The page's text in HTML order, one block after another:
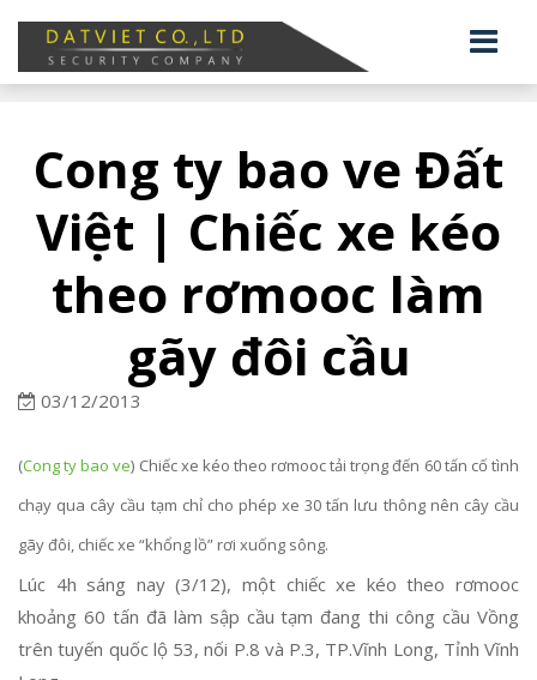
Cong ty bao ve Đất
Việt | Chiếc xe kéo
theo rơmooc làm
gãy đôi cầu
03/12/2013
(Cong ty bao ve) Chiếc xe kéo theo rơmooc tải trọng đến 60 tấn cố tình
chạy qua cây cầu tạm chỉ cho phép xe 30 tấn lưu thông nên cây cầu
gãy đôi, chiếc xe “khổng lồ” rơi xuống sông.
Lúc 4h sáng nay (3/12), một chiếc xe kéo theo rơmooc
khoảng 60 tấn đã làm sập cầu tạm đang thi công cầu Vồng
trên tuyến quốc lộ 53, nối P.8 và P.3, TP.Vĩnh Long, Tỉnh Vĩnh